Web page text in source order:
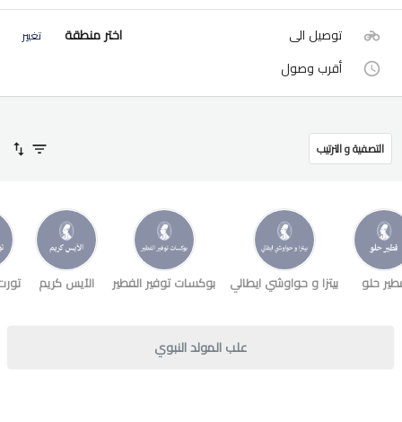
توصيل الى اختر منطقة تغيير
أقرب وصول
التصفية و الترتيب
حلو بيتزا و حواوشي ايطالي بوكسات توفير الفطير الآيس كريم
علب المولد النبوي